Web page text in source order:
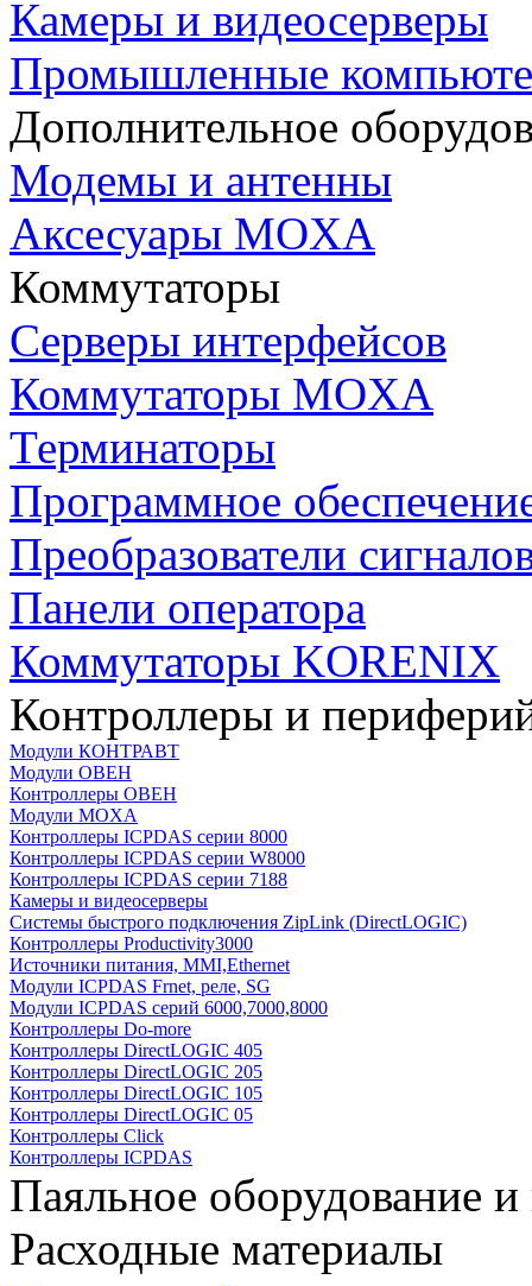
Камеры и видеосерверы
Промышленные
Дополнительное
Модемы и антенны
Аксесуары MOXA
Коммутаторы
Серверы интерфейсов
Коммутаторы MOXA
Терминаторы
Программное
Преобразователи
Панели оператора
Коммутаторы KORENIX
Контроллеры и
Модули КОНТРАВТ
Модули ОВЕН
Контроллеры ОВЕН
Модули MOXA
Контроллеры ICPDAS серии 8000
Контроллеры ICPDAS серии W8000
Контроллеры ICPDAS серии 7188
Камеры и видеосерверы
Системы быстрого подключения ZipLink (DirectLOGIC)
Контроллеры Productivity3000
Источники питания, MMI,Ethernet
Модули ICPDAS Frnet, реле, SG
Модули ICPDAS серий 6000,7000,8000
Контроллеры Do-more
Контроллеры DirectLOGIC 405
Контроллеры DirectLOGIC 205
Контроллеры DirectLOGIC 105
Контроллеры DirectLOGIC 05
Контроллеры Click
Контроллеры ICPDAS
Паяльное оборудование
Расходные материалы